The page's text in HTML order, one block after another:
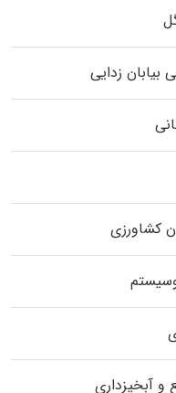
زدایی
کشاورزی
و آبخیزداری